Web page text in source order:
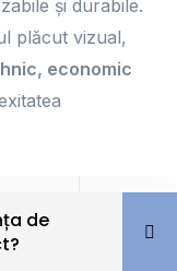
și durabile.
plăcut vizual,
economic
de